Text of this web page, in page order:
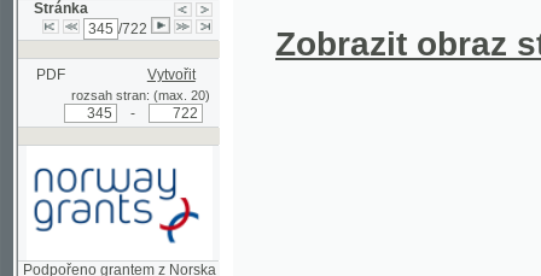
PDF Vytvořit
rozsah stran: (max. 20)
Podpořeno grantem z Norska
prostřednictvím Norského